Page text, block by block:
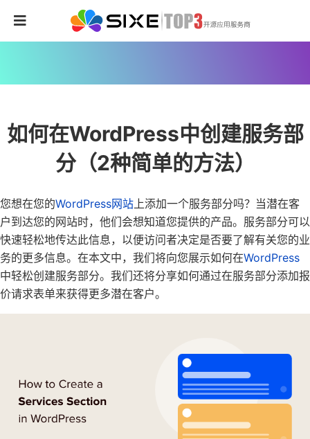
如何在WordPress中创建服务部
分（2种简单的方法）
您想在您的WordPress网站 上添加一个服务部分吗？ 当潜在客
户到达您的网站时，他们会想知道您提供的产品。服务部分可以
快速轻松地传达此信息，以便访问者决定是否要了解有关您的业
务的更多信息。 在本文中，我们将向您展示如何在WordPress
中轻松创建服务部分。我们还将分享如何通过在服务部分添加报
价请求表单来获得更多潜在客户。